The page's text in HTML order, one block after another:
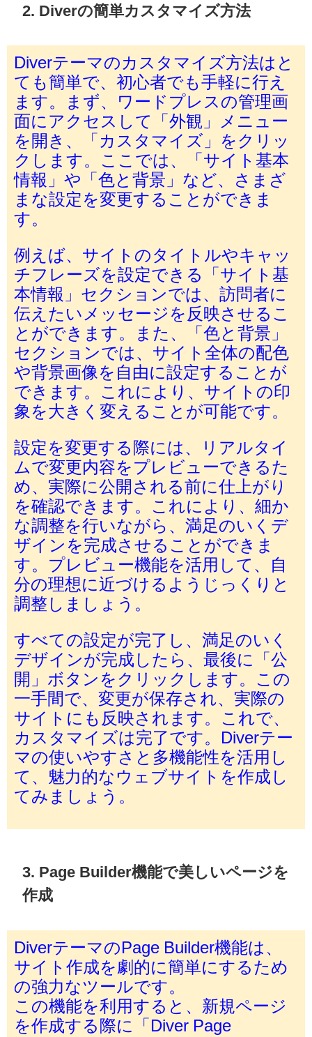
2. Diverの簡単カスタマイズ方法
Diverテーマのカスタマイズ方法はと
ても簡単で、初心者でも手軽に行え
ます。まず、ワードプレスの管理画
面にアクセスして「外観」メニュー
を開き、「カスタマイズ」をクリッ
クします。ここでは、「サイト基本
情報」や「色と背景」など、さまざ
まな設定を変更することができま
す。
例えば、サイトのタイトルやキャッ
チフレーズを設定できる「サイト基
本情報」セクションでは、訪問者に
伝えたいメッセージを反映させるこ
とができます。また、「色と背景」
セクションでは、サイト全体の配色
や背景画像を自由に設定することが
できます。これにより、サイトの印
象を大きく変えることが可能です。
設定を変更する際には、リアルタイ
ムで変更内容をプレビューできるた
め、実際に公開される前に仕上がり
を確認できます。これにより、細か
な調整を行いながら、満足のいくデ
ザインを完成させることができま
す。プレビュー機能を活用して、自
分の理想に近づけるようじっくりと
調整しましょう。
すべての設定が完了し、満足のいく
デザインが完成したら、最後に「公
開」ボタンをクリックします。この
一手間で、変更が保存され、実際の
サイトにも反映されます。これで、
カスタマイズは完了です。Diverテー
マの使いやすさと多機能性を活用し
て、魅力的なウェブサイトを作成し
てみましょう。
3. Page Builder機能で美しいページを
作成
DiverテーマのPage Builder機能は、
サイト作成を劇的に簡単にするため
の強力なツールです。
この機能を利用すると、新規ページ
を作成する際に「Diver Page